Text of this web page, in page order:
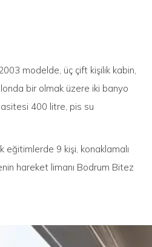
modelde, üç çift kişilik kabin,
bir olmak üzere iki banyo
400 litre, pis su
eğitimlerde 9 kişi, konaklamalı
hareket limanı Bodrum Bitez